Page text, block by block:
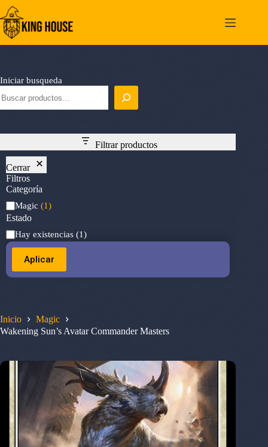
Saltar
al
contenido
Inicio
Magic
Wakening Sun’s Avatar Commander Masters
Iniciar busqueda
Filtrar productos
Cerrar
Filtros
Categoría
Categoría
Magic (1)
Estado
Estado
Hay existencias (1)
Aplicar